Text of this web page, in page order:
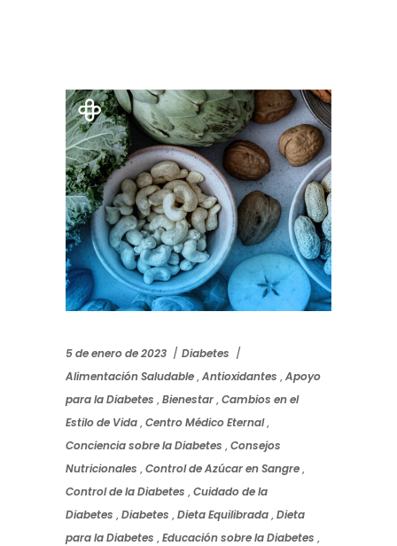
5 de enero de 2023
Diabetes
Alimentación Saludable,Antioxidantes ,Apoyo
para la Diabetes ,Bienestar,Cambios en el
Estilo de Vida,Centro Médico Eternal,
Conciencia sobre la Diabetes ,Consejos
Nutricionales ,Control de Azúcar en Sangre,
Control de la Diabetes ,Cuidado de la
Diabetes ,Diabetes ,Dieta Equilibrada,Dieta
para la Diabetes ,Educación sobre la Diabetes ,